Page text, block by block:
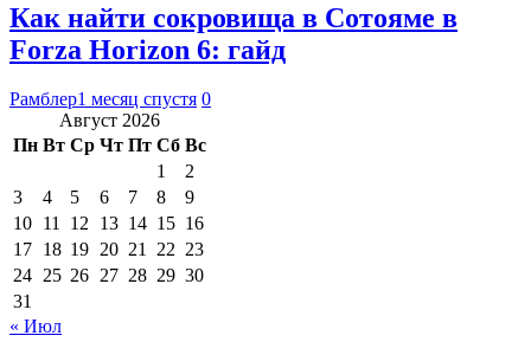
Как найти сокровища в Сотояме в
Forza Horizon 6: гайд
Рамблер1 месяц спустя 0
Август 2026
Пн Вт Ср Чт Пт Сб Вс
1
2
3
4 5 6 7 8
9
10 11 12 13 14 15 16
17 18 19 20 21 22 23
24 25 26 27 28 29 30
31
« Июл